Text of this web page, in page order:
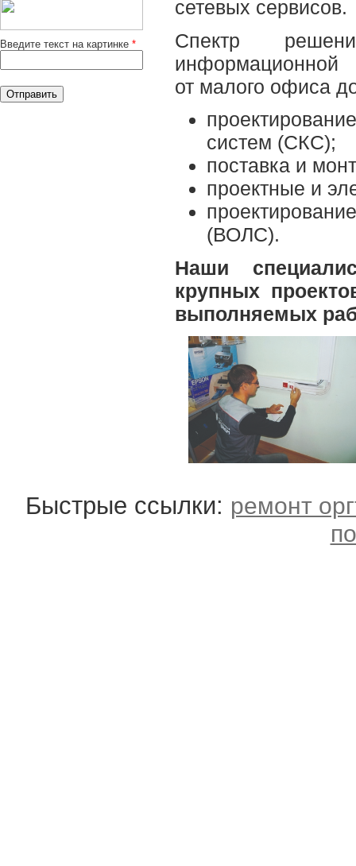
Введите текст на картинке *
сетевых сервисов.
Спектр
от малого офиса
систем (СКС);
поставка и
проектные и
(ВОЛС).
Наши
крупных
выполняемых
Быстрые ссылки: ремонт